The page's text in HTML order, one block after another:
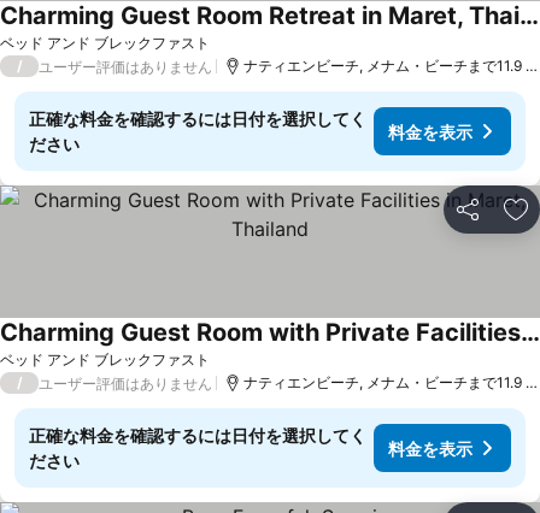
ベッド アンド ブレックファスト
Charming Guest Room Retreat in Maret, Thailand
/ ユーザー評価はありません ナティエンビーチ, メナム・ビーチまで11.9 km
正確な料金を確認するには日付を選択してく
ださい
料金を表示
シェア お
ベッド アンド ブレックファスト
Charming Guest Room with Private Facilities in Maret, Thailand
/ ユーザー評価はありません ナティエンビーチ, メナム・ビーチまで11.9 km
正確な料金を確認するには日付を選択してく
ださい
料金を表示